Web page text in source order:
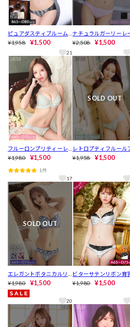
ピュアダスティブルーム
ブラジャー&フルバックシ
¥1,958 ¥1,500
21
ナチュラルガーリーレ
スブラジャー&フルバッ
¥2,508 ¥1,500
フルーロンプリティーレ
ースブラジャー&フルバッ
¥1,980 ¥1,500
1件
17
SOLD OUT
レトロプティフルール
ラジャー&フルバックシ
¥1,958 ¥1,500
SOLD OUT
エレガントボタニカルリ
リー育乳ブラジャー&フル
バックショーツ [推し][人
気]
¥1,980 ¥1,500
20
ビターサテンリボン育
脇高ブラジャー&フルバ
¥1,980 ¥1,500